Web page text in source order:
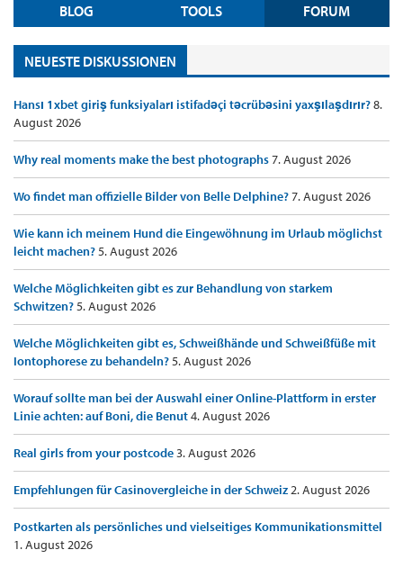
BLOG TOOLS FORUM
NEUESTE DISKUSSIONEN
Hansı 1xbet giriş funksiyaları istifadəçi təcrübəsini yaxşılaşdırır?8.
August 2026
Why real moments make the best photographs7. August 2026
Wo findet man offizielle Bilder von Belle Delphine?7. August 2026
Wie kann ich meinem Hund die Eingewöhnung im Urlaub möglichst
leicht machen?5. August 2026
Welche Möglichkeiten gibt es zur Behandlung von starkem
Schwitzen?5. August 2026
Welche Möglichkeiten gibt es, Schweißhände und Schweißfüße mit
Iontophorese zu behandeln?5. August 2026
Worauf sollte man bei der Auswahl einer Online-Plattform in erster
Linie achten: auf Boni, die Benut4. August 2026
Real girls from your postcode3. August 2026
Empfehlungen für Casinovergleiche in der Schweiz2. August 2026
Postkarten als persönliches und vielseitiges Kommunikationsmittel
1. August 2026